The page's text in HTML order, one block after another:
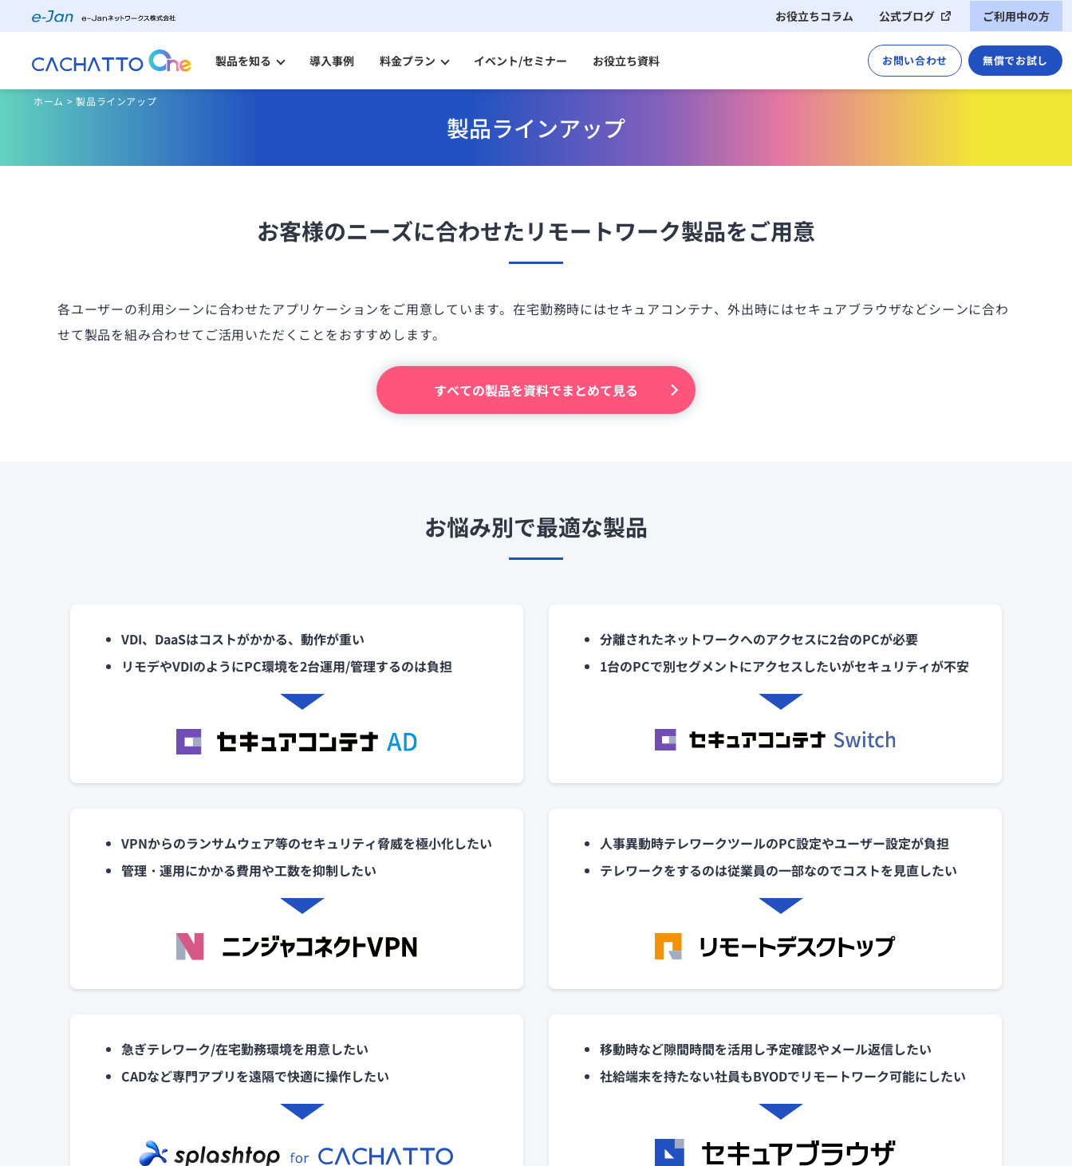
製品を知る 導入事例 料金プラン イベント/セミナー お役立ち資料 お問い合わせ 無償でお試し
お役立ちコラム 公式ブログ ご利用中の方
製品ラインアップ
セキュアコンテナ AD
セキュアなVPNで社内にアクセスできるデータレスクライアント
ニンジャコネクト VPN
VPN機器をインターネットに公開しないセキュアなVPN
Splashtop for CACHATTO
セキュリティも便利機能も充実リモートデスクトップ
セキュアブラウザ
軽微な業務に最適なPC向けセキュアブラウザ
サポート・管理
コネクター仕様
パートナー一覧
運用ご担当者様（管理者様）
ご利用者様（アプリのユーザー様）
ホーム > 製品ラインアップ
製品ラインアップ
お客様のニーズに合わせたリモートワーク製品をご用意
各ユーザーの利用シーンに合わせたアプリケーションをご用意しています。在宅勤務時にはセキュアコンテナ、外出時にはセキュアブラウザなどシーンに合わ
せて製品を組み合わせてご活用いただくことをおすすめします。
すべての製品を資料でまとめて見る
お悩み別で最適な製品
VDI、DaaSはコストがかかる、動作が重い
リモデやVDIのようにPC環境を2台運用/管理するのは負担
分離されたネットワークへのアクセスに2台のPCが必要
1台のPCで別セグメントにアクセスしたいがセキュリティが不安
VPNからのランサムウェア等のセキュリティ脅威を極小化したい
管理・運用にかかる費用や工数を抑制したい
人事異動時テレワークツールのPC設定やユーザー設定が負担
テレワークをするのは従業員の一部なのでコストを見直したい
急ぎテレワーク/在宅勤務環境を用意したい
CADなど専門アプリを遠隔で快適に操作したい
移動時など隙間時間を活用し予定確認やメール返信したい
社給端末を持たない社員もBYODでリモートワーク可能にしたい